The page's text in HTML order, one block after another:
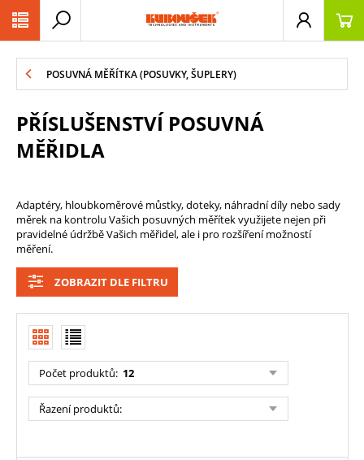
POSUVNÁ MĚŘÍTKA (POSUVKY, ŠUPLERY)
PŘÍSLUŠENSTVÍ POSUVNÁ
MĚŘIDLA
Adaptéry, hloubkoměrové můstky, doteky, náhradní díly nebo sady
měrek na kontrolu Vašich posuvných měřítek využijete nejen při
pravidelné údržbě Vašich měřidel, ale i pro rozšíření možností
měření.
ZOBRAZIT DLE FILTRU
Počet produktů: 12
Řazení produktů: